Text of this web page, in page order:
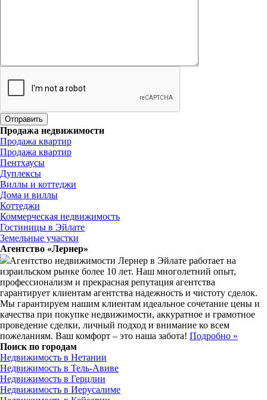
Продажа недвижимости
Продажа квартир
Продажа квартир
Пентхаусы
Дуплексы
Виллы и коттеджи
Дома и виллы
Коттеджи
Коммерческая недвижимость
Гостиницы в Эйлате
Земельные участки
Агентство «Лернер»
Агентство недвижимости Лернер в Эйлате работает на
израильском рынке более 10 лет. Наш многолетний опыт,
профессионализм и прекрасная репутация агентства
гарантирует клиентам агентства надежность и чистоту сделок.
Мы гарантируем нашим клиентам идеальное сочетание цены и
качества при покупке недвижимости, аккуратное и грамотное
проведение сделки, личный подход и внимание ко всем
пожеланиям. Ваш комфорт – это наша забота! Подробно »
Поиск по городам
Недвижимость в Нетании
Недвижимость в Тель-Авиве
Недвижимость в Герцлии
Недвижимость в Иерусалиме